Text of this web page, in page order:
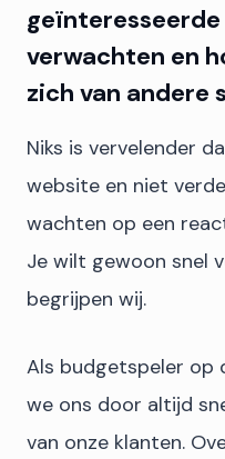
verwachten en
zich van andere
Niks is vervelender
website en niet
wachten op een
Je wilt gewoon snel
begrijpen wij.
Als budgetspeler op
we ons door altijd
van onze klanten.